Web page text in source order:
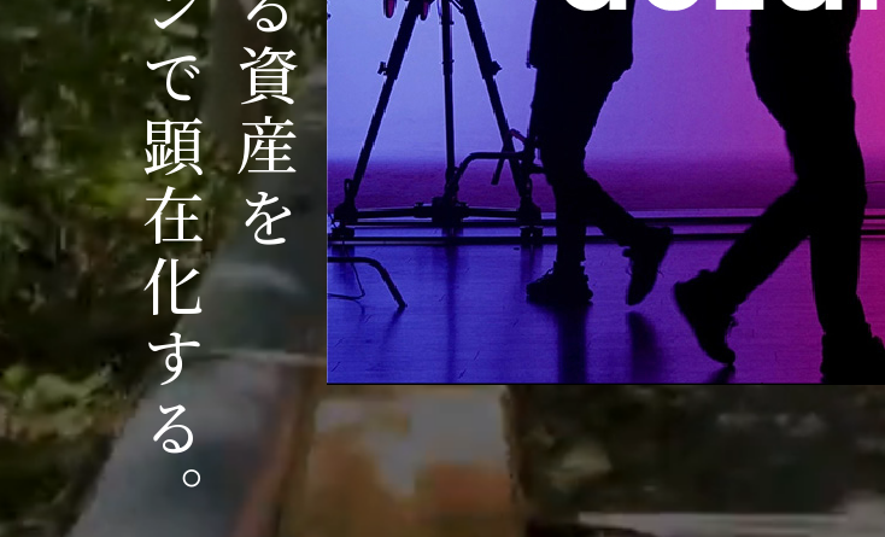
相談からのスタートでも構いません。
未来に向けて顕在化しましょう。